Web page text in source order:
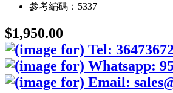
參考編碼：5337
$1,950.00